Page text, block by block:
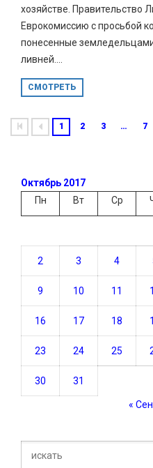
хозяйстве. Правительство
Еврокомиссию с просьбой
понесенные
ливней....
СМОТРЕТЬ
1 2 3 … 7
Октябрь 2017
Пн
Вт Ср
2 3 4
9 10 11
16 17 18
23 24 25
30 31
« Сен